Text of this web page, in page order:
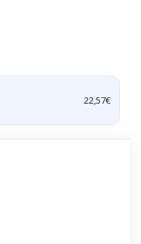
22,57€